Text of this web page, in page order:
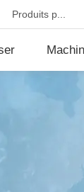
Produits p...